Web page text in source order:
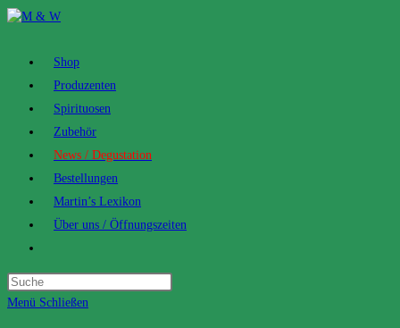
Zum
Shop
Produzenten
Spirituosen
Zubehör
News / Degustation
Bestellungen
Martin’s Lexikon
Über uns / Öffnungszeiten
website
search
Menü Schließen